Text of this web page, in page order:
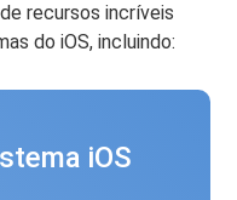
recursos incríveis
do iOS, incluindo:
iOS